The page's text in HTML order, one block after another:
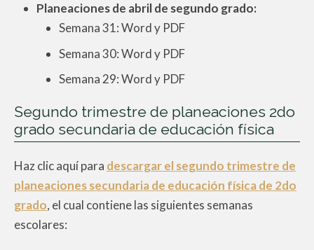
Planeaciones de abril de segundo grado:
Semana 31: Word y PDF
Semana 30: Word y PDF
Semana 29: Word y PDF
Segundo trimestre de planeaciones 2do
grado secundaria de educación física
Haz clic aquí para descargar el segundo trimestre de
planeaciones secundaria de educación física de 2do
grado, el cual contiene las siguientes semanas
escolares: